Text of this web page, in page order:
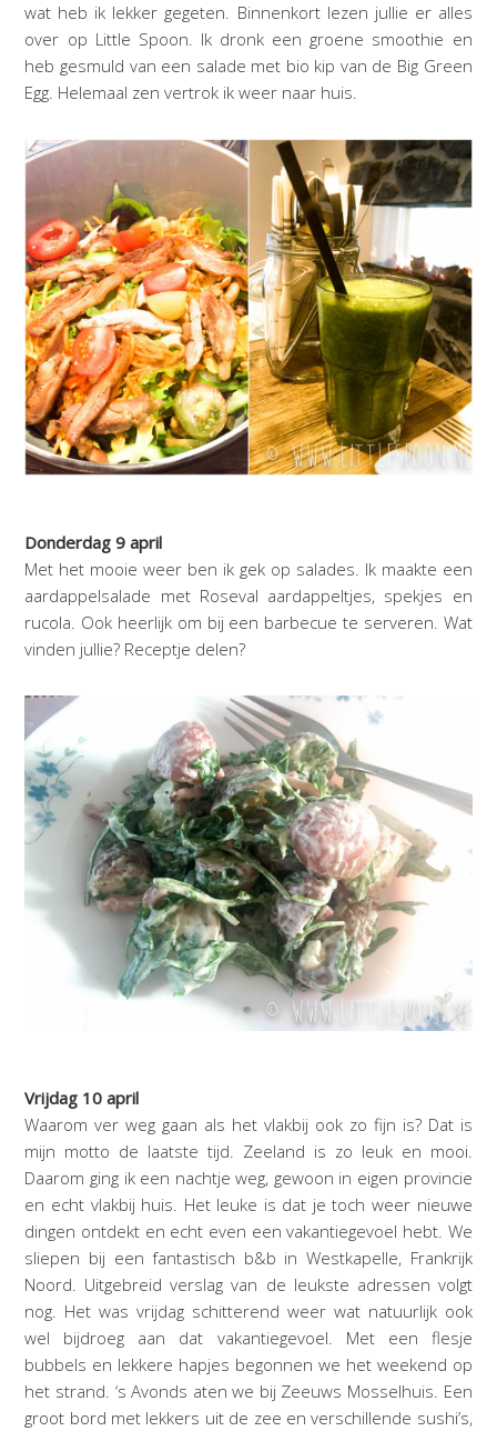
wat heb ik lekker gegeten. Binnenkort lezen jullie er alles
over op Little Spoon. Ik dronk een groene smoothie en
heb gesmuld van een salade met bio kip van de Big Green
Egg. Helemaal zen vertrok ik weer naar huis.
Donderdag 9 april
Met het mooie weer ben ik gek op salades. Ik maakte een
aardappelsalade met Roseval aardappeltjes, spekjes en
rucola. Ook heerlijk om bij een barbecue te serveren. Wat
vinden jullie? Receptje delen?
Vrijdag 10 april
Waarom ver weg gaan als het vlakbij ook zo fijn is? Dat is
mijn motto de laatste tijd. Zeeland is zo leuk en mooi.
Daarom ging ik een nachtje weg, gewoon in eigen provincie
en echt vlakbij huis. Het leuke is dat je toch weer nieuwe
dingen ontdekt en echt even een vakantiegevoel hebt. We
sliepen bij een fantastisch b&b in Westkapelle, Frankrijk
Noord. Uitgebreid verslag van de leukste adressen volgt
nog. Het was vrijdag schitterend weer wat natuurlijk ook
wel bijdroeg aan dat vakantiegevoel. Met een flesje
bubbels en lekkere hapjes begonnen we het weekend op
het strand. ‘s Avonds aten we bij Zeeuws Mosselhuis. Een
groot bord met lekkers uit de zee en verschillende sushi’s,